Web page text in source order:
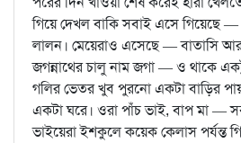
গিয়ে দেখল বাকি সবাই এসে গিয়েছে
লালন। মেয়েরাও এসেছে — বাতাসি
জগন্নাথের চালু নাম জগা — ও থাকে
গলির ভেতর খুব পুরনো একটা বাড়ির
একটা ঘরে। ওরা পাঁচ ভাই, বাপ মা —
ভাইয়েরা ইশকুলে কয়েক কেলাস পর্যন্ত